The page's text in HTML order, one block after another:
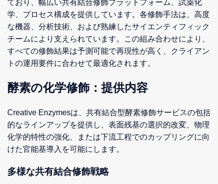
ており、幅広い共有結合修飾プラットフォーム、試薬化
学、プロセス構成を提供しています。各修飾手法は、高度
な機器、分析技術、および熟練したサイエンティフィック
チームにより支えられています。この組み合わせにより、
すべての修飾結果は予測可能で再現性が高く、クライアン
トの運用要件に合わせて最適化されます。
酵素の化学修飾：提供内容
Creative Enzymesは、共有結合型酵素修飾サービスの包括
的なラインアップを提供し、表面残基の選択的改変、物理
化学的特性の強化、または下流工程でのカップリングに向
けた官能基導入を可能にします。
多様な共有結合修飾戦略